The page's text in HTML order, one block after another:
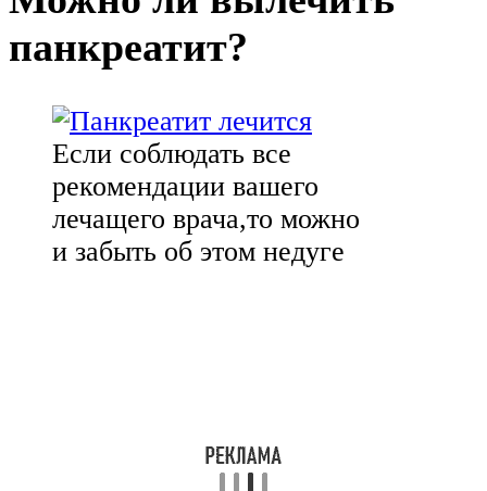
панкреатит?
Если соблюдать все
рекомендации вашего
лечащего врача,то можно
и забыть об этом недуге